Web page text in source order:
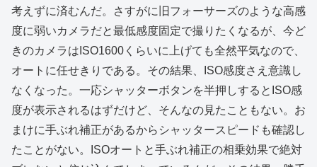
考えずに済むんだ。さすがに旧フォーサーズのような高感
度に弱いカメラだと最低感度固定で撮りたくなるが、今ど
きのカメラはISO1600くらいに上げても全然平気なので、
オートに任せきりである。その結果、ISO感度さえ意識し
なくなった。一応シャッターボタンを半押しするとISO感
度が表示されるはずだけど、そんなの見たこともない。お
まけに手ぶれ補正があるからシャッタースピードも確認し
たことがない。ISOオートと手ぶれ補正の相乗効果で絶対